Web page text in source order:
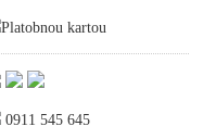
Platobnou kartou
0911 545 645